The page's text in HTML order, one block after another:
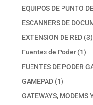
EQUIPOS DE PUNTO
ESCANNERS DE
EXTENSION DE RED 33
Fuentes de Poder 11
FUENTES DE PODER
GAMEPAD 11
producto
GATEWAYS, MODEMS